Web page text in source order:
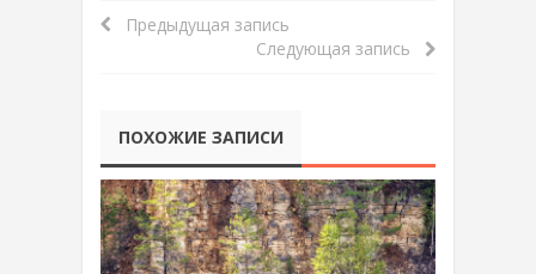
Предыдущая запись
Следующая запись
ПОХОЖИЕ ЗАПИСИ